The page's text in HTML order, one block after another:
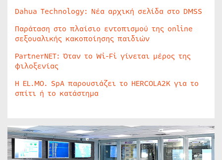
Dahua Technology: Νέα αρχική σελίδα στο DMSS
Παράταση στο πλαίσιο εντοπισμού της online
σεξουαλικής κακοποίησης παιδιών
PartnerNET: Όταν το Wi-Fi γίνεται μέρος της
φιλοξενίας
Η EL.MO. SpA παρουσιάζει το HERCOLA2K για το
σπίτι ή το κατάστημα